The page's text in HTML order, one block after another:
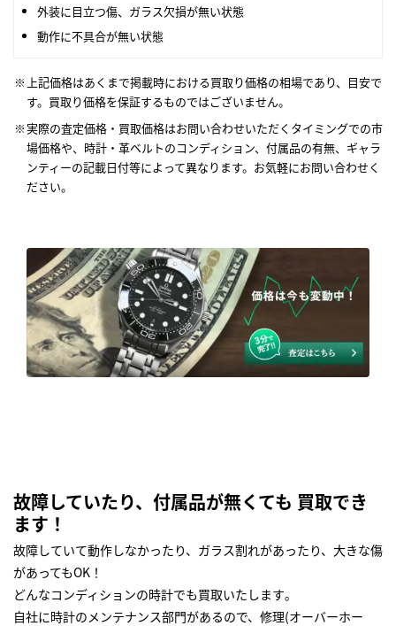
外装に目立つ傷、ガラス欠損が無い状態
動作に不具合が無い状態
上記価格はあくまで掲載時における買取り価格の相場であり、目安で
す。買取り価格を保証するものではございません。
実際の査定価格・買取価格はお問い合わせいただくタイミングでの市
場価格や、時計・革ベルトのコンディション、付属品の有無、ギャラ
ンティーの記載日付等によって異なります。お気軽にお問い合わせく
ださい。
故障していたり、付属品が無くても 買取でき
ます！
故障していて動作しなかったり、ガラス割れがあったり、大きな傷
があってもOK！
どんなコンディションの時計でも買取いたします｡
自社に時計のメンテナンス部門があるので、修理(オーバーホー